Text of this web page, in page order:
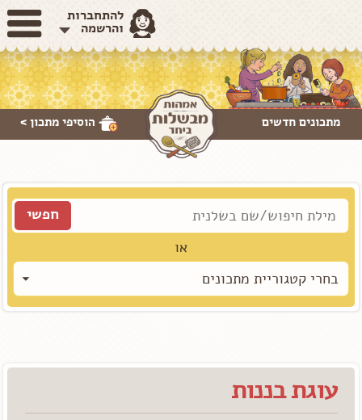
להתחברות
והרשמה
הוסיפי מתכון > מתכונים חדשים
או
בחרי קטגוריית מתכונים
עוגת בננות